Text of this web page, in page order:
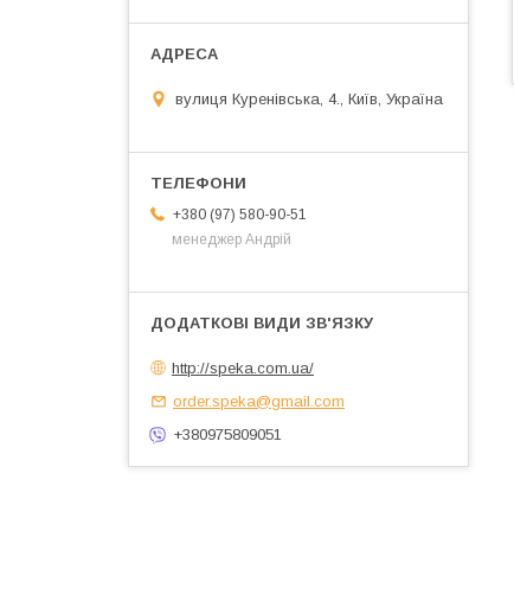
вулиця Куренівська, 4., Київ, Україна
+380 (97) 580-90-51
менеджер Андрій
http://speka.com.ua/
order.speka@gmail.com
+380975809051